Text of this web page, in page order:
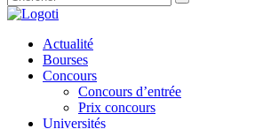
Actualité
Bourses
Concours
Concours d’entrée
Prix concours
Universités